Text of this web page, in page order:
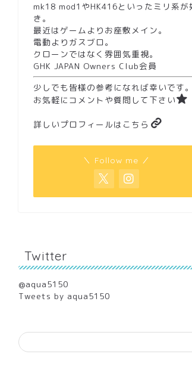
mk18 mod1やHK416といったミリ系が
き。
最近はゲームよりお座敷メイン。
電動よりガスブロ。
クローンではなく雰囲気重視。
GHK JAPAN Owners Club会員
少しでも皆様の参考になれば幸いです。
お気軽にコメントや質問して下さい
詳しいプロフィールはこちら
＼ Follow me ／
Twitter
@aqua5150
Tweets by aqua5150